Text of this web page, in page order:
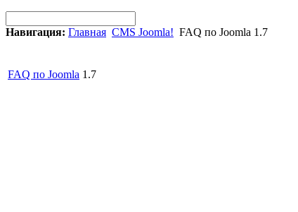
Навигация: Главная CMS Joomla! FAQ по Joomla 1.7
FAQ по Joomla 1.7